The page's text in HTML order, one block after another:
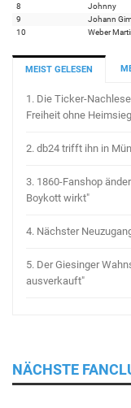
8
Johnny
9
Johann
10
Weber
MEIST GELESEN
1. Die Ticker-
Freiheit ohne Heimsieg
2. db24 trifft ihn in
3. 1860-Fanshop
Boykott wirkt"
4. Nächster
5. Der Giesinger
ausverkauft"
NÄCHSTE